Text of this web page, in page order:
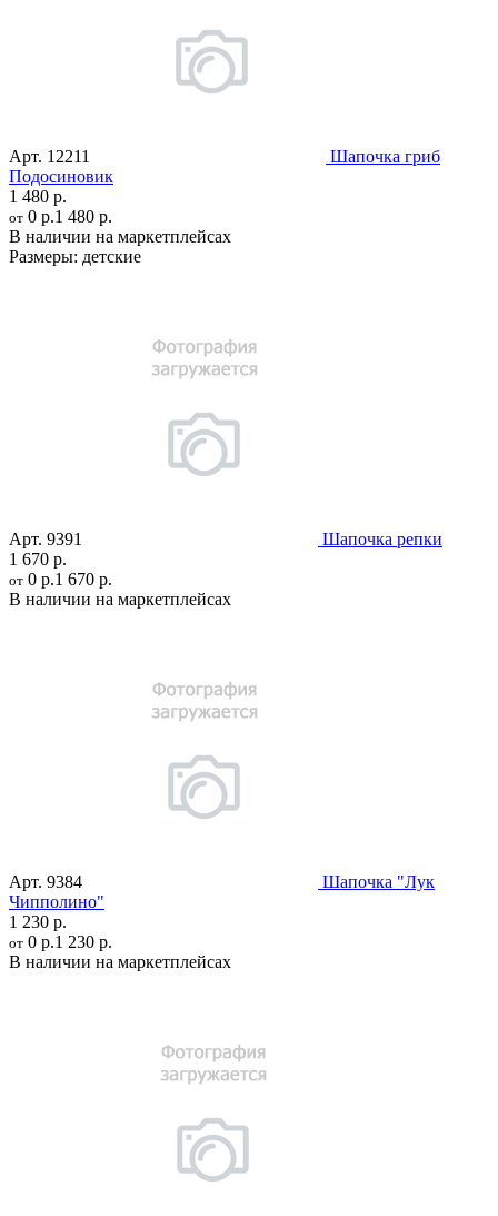
Арт. 12211
Шапочка гриб
Подосиновик
1 480 р.
от 0 р.1 480 р.
В наличии на маркетплейсах
Размеры: детские
Арт. 9391
Шапочка репки
1 670 р.
от 0 р.1 670 р.
В наличии на маркетплейсах
Арт. 9384
Шапочка "Лук
Чипполино"
1 230 р.
от 0 р.1 230 р.
В наличии на маркетплейсах